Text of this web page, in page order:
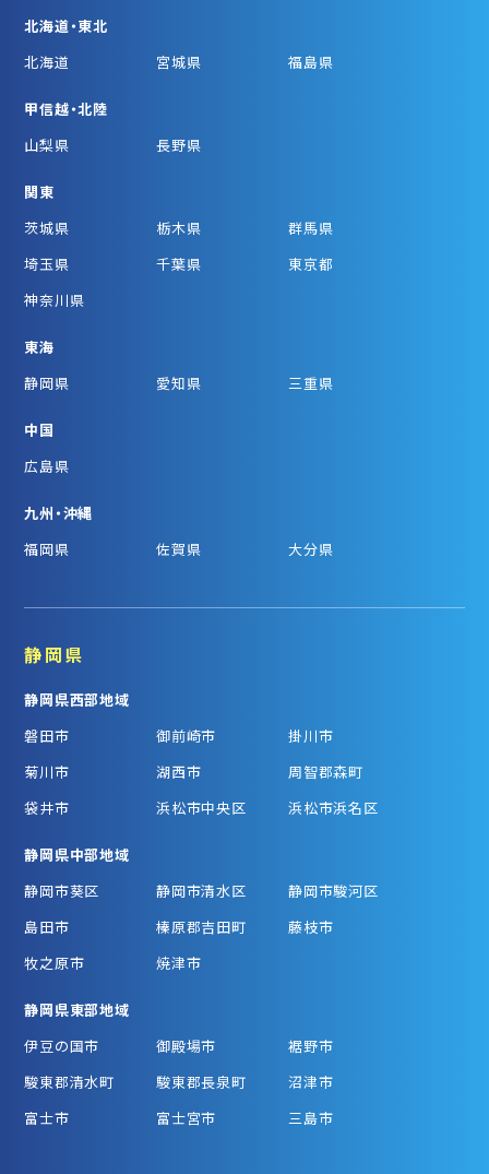
北海道・東北
北海道
宮城県 福島県
甲信越・北陸
山梨県
長野県
関東
茨城県
栃木県
群馬県
埼玉県
千葉県
東京都
神奈川県
東海
静岡県
愛知県 三重県
中国
広島県
九州・沖縄
福岡県
佐賀県 大分県
静岡県
静岡県西部地域
磐田市
御前崎市
掛川市
菊川市
湖西市
周智郡森町
袋井市
浜松市中央区 浜松市浜名区
静岡県中部地域
静岡市葵区
静岡市清水区
静岡市駿河区
島田市
榛原郡吉田町
藤枝市
牧之原市
焼津市
静岡県東部地域
伊豆の国市
御殿場市
裾野市
駿東郡清水町
駿東郡長泉町
沼津市
富士市
富士宮市 三島市